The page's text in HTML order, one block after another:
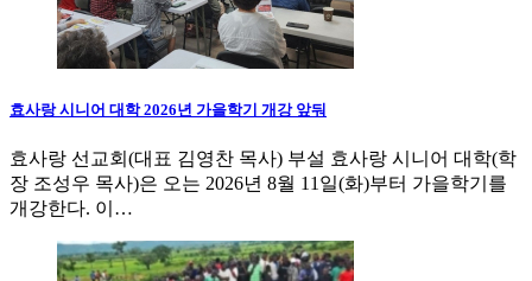
효사랑 시니어 대학 2026년 가을학기 개강 앞둬
효사랑 선교회(대표 김영찬 목사) 부설 효사랑 시니어 대학(학
장 조성우 목사)은 오는 2026년 8월 11일(화)부터 가을학기를
개강한다. 이…